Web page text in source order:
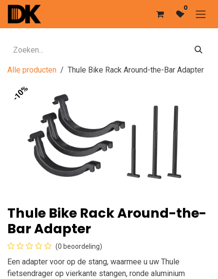
Overslaan naar inhoud 0
Alle producten Thule Bike Rack Around-the-Bar Adapter
-10%
Thule Bike Rack Around-the-
Bar Adapter
(0 beoordeling)
Een adapter voor op de stang, waarmee u uw Thule
fietsendrager op vierkante stangen, ronde aluminium